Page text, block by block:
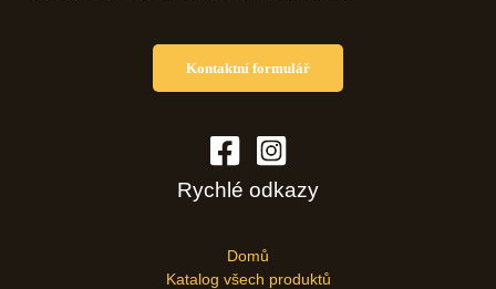
Kontaktní formulář
Rychlé odkazy
Domů
Katalog všech produktů